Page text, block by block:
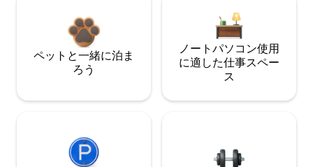
ペットと一緒に泊ま
ろう
ノートパソコン使用
に適した仕事スペー
ス